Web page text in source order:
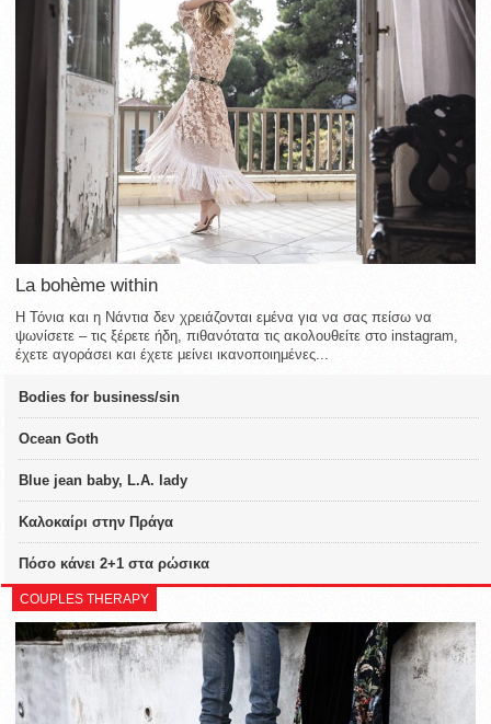
La bohème within
Η Τόνια και η Νάντια δεν χρειάζονται εμένα για να σας πείσω να
ψωνίσετε – τις ξέρετε ήδη, πιθανότατα τις ακολουθείτε στο instagram,
έχετε αγοράσει και έχετε μείνει ικανοποιημένες...
Bodies for business/sin
Ocean Goth
Blue jean baby, L.A. lady
Καλοκαίρι στην Πράγα
Πόσο κάνει 2+1 στα ρώσικα
COUPLES THERAPY